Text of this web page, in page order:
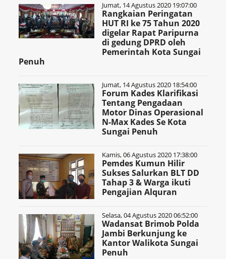
Jumat, 14 Agustus 2020 19:07:00
Rangkaian Peringatan
HUT RI ke 75 Tahun 2020
digelar Rapat Paripurna
di gedung DPRD oleh
Pemerintah Kota Sungai
Penuh
Jumat, 14 Agustus 2020 18:54:00
Forum Kades Klarifikasi
Tentang Pengadaan
Motor Dinas Operasional
N-Max Kades Se Kota
Sungai Penuh
Kamis, 06 Agustus 2020 17:38:00
Pemdes Kumun Hilir
Sukses Salurkan BLT DD
Tahap 3 & Warga ikuti
Pengajian Alquran
Selasa, 04 Agustus 2020 06:52:00
Wadansat Brimob Polda
Jambi Berkunjung ke
Kantor Walikota Sungai
Penuh